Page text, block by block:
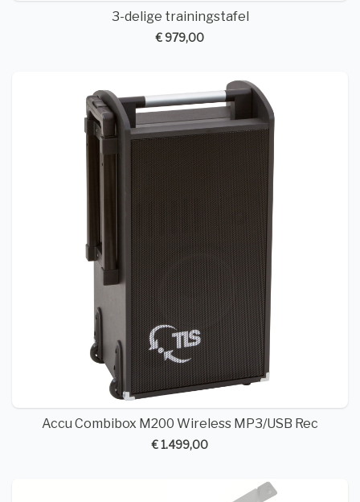
3-delige trainingstafel
€ 979,00
Accu Combibox M200 Wireless MP3/USB Rec
€ 1.499,00